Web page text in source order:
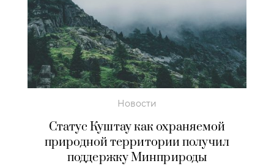
Новости
Статус Куштау как охраняемой
природной территории получил
поддержку Минприроды